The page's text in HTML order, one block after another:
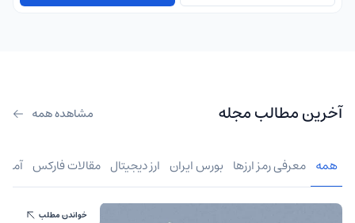
آخرین مطالب مجله مشاهده همه
همه معرفی رمز ارزها بورس ایران ارز دیجیتال مقالات فارکس
خواندن مطلب